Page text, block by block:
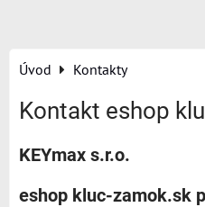
Úvod Kontakty
Kontakt eshop
KEYmax s.r.o.
eshop kluc-